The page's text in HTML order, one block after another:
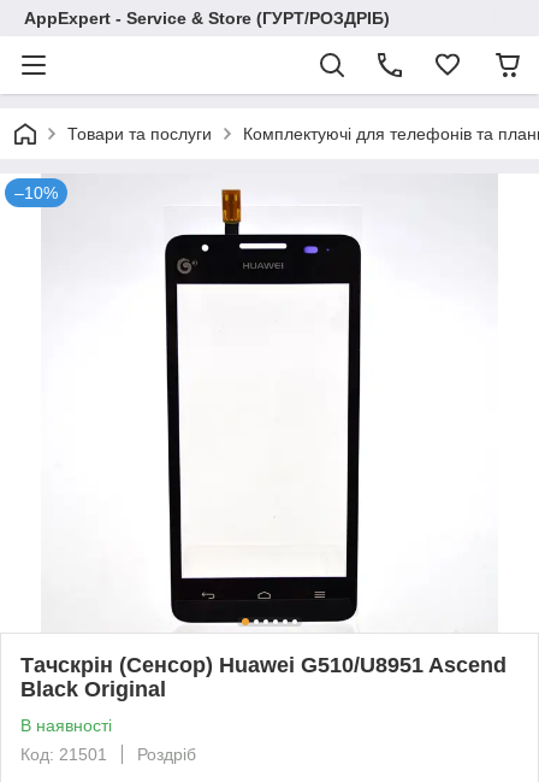
AppExpert - Service & Store (ГУРТ/РОЗДРІБ)
Товари та послуги Комплектуючі для телефонів та
–10%
Тачскрін (Сенсор) Huawei G510/U8951 Ascend
Black Original
В наявності
Код: 21501
Роздріб